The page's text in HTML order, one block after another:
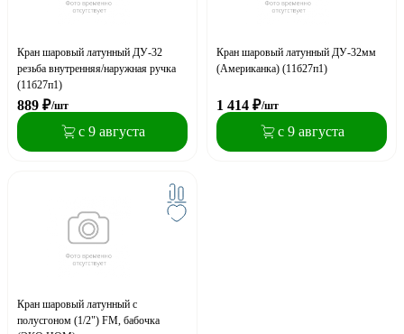
Кран шаровый латунный ДУ-32
резьба внутренняя/наружная ручка
(11б27п1)
889 ₽/шт
с 9 августа
Кран шаровый латунный ДУ-32мм
(Американка) (11б27п1)
1 414 ₽/шт
с 9 августа
Кран шаровый латунный с
полусгоном (1/2") FM, бабочка